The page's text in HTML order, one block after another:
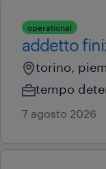
operational
addetto
torino,
tempo
7 agosto 2026